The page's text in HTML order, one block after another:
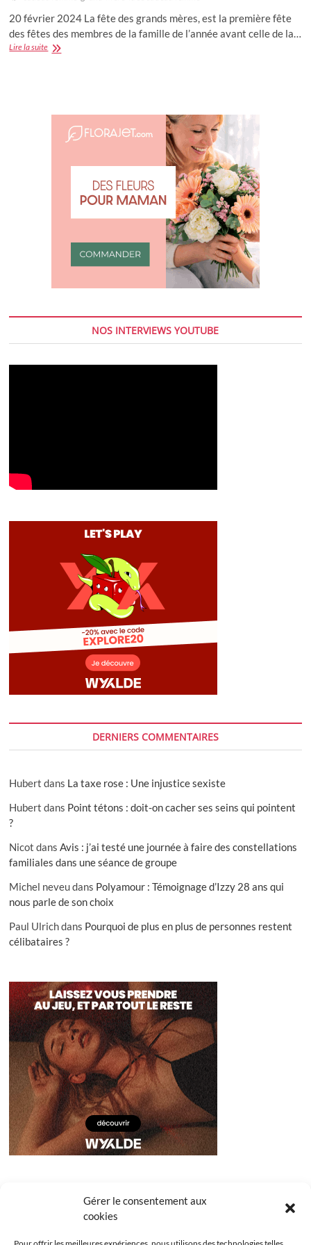
Gérer le consentement aux
cookies
20 février 2024 La fête des grands mères, est la première fête
des fêtes des membres de la famille de l’année avant celle de la…
Lire la suiteQuel
NOS INTERVIEWS YOUTUBE
DERNIERS COMMENTAIRES
Hubert dans La taxe rose : Une injustice sexiste
Hubert dans Point tétons : doit-on cacher ses seins qui pointent
?
Nicot dansAvis : j’ai testé une journée à faire des constellations
familiales dans une séance de groupe
Michel neveudans Polyamour : Témoignage d’Izzy 28 ans qui
nous parle de son choix
Paul Ulrichdans Pourquoi de plus en plus de personnes restent
célibataires ?